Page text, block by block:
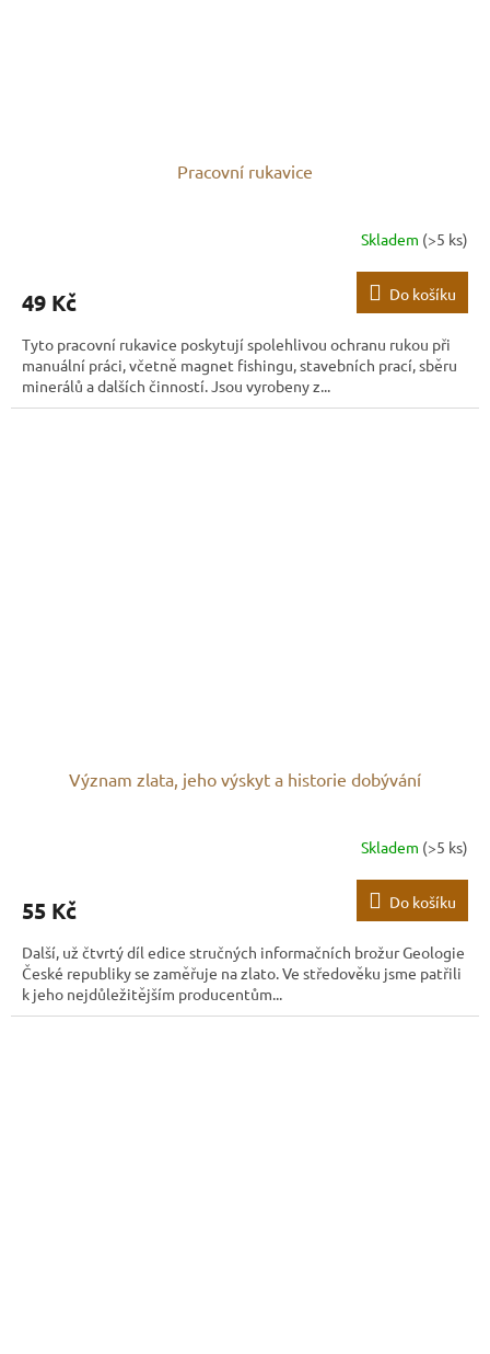
Pracovní rukavice
Skladem (>5 ks)
49 Kč Do košíku
Tyto pracovní rukavice poskytují spolehlivou ochranu rukou při
manuální práci, včetně magnet fishingu, stavebních prací, sběru
minerálů a dalších činností. Jsou vyrobeny z...
Význam zlata, jeho výskyt a historie dobývání
Skladem (>5 ks)
55 Kč Do košíku
Další, už čtvrtý díl edice stručných informačních brožur Geologie
České republiky se zaměřuje na zlato. Ve středověku jsme patřili
k jeho nejdůležitějším producentům...